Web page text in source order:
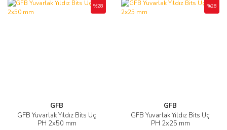
GFB
GFB Yuvarlak Yıldız Bits Uç
PH 2x50 mm
%28
GFB
GFB Yuvarlak Yıldız Bits Uç
PH 2x25 mm
%28